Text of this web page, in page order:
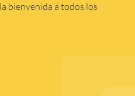
bienvenida a todos los